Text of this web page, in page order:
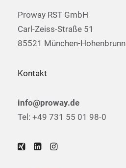
Proway RST GmbH
Carl-Zeiss-Straße 51
85521 München-Hohenbrunn
Kontakt
info@proway.de
Tel: +49 731 55 01 98-0